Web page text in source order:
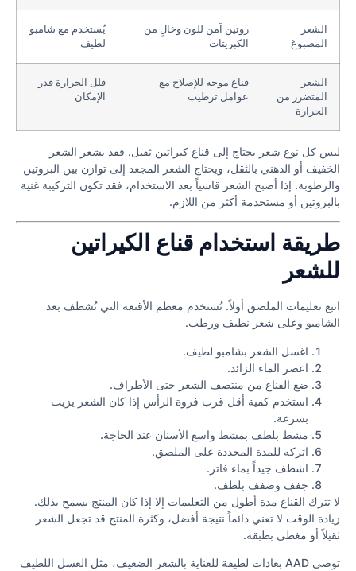
الشعر
المصبوغ
روتين آمن للون وخالٍ من
الكبريتات
يُستخدم مع شامبو
لطيف
الشعر
المتضرر من
الحرارة
قناع موجه للإصلاح مع
عوامل ترطيب
قلل الحرارة قدر
الإمكان
ليس كل نوع شعر يحتاج إلى قناع كيراتين ثقيل. فقد يشعر الشعر
الخفيف أو الدهني بالثقل، ويحتاج الشعر المجعد إلى توازن بين البروتين
والرطوبة. إذا أصبح الشعر قاسياً بعد الاستخدام، فقد تكون التركيبة غنية
بالبروتين أو مستخدمة أكثر من اللازم.
طريقة استخدام قناع الكيراتين
للشعر
اتبع تعليمات الملصق أولاً. تُستخدم معظم الأقنعة التي تُشطف بعد
الشامبو وعلى شعر نظيف ورطب.
اغسل الشعر بشامبو لطيف.
اعصر الماء الزائد.
ضع القناع من منتصف الشعر حتى الأطراف.
استخدم كمية أقل قرب فروة الرأس إذا كان الشعر يزيت
بسرعة.
مشط بلطف بمشط واسع الأسنان عند الحاجة.
اتركه للمدة المحددة على الملصق.
اشطف جيداً بماء فاتر.
جفف وصفف بلطف.
لا تترك القناع مدة أطول من التعليمات إلا إذا كان المنتج يسمح بذلك.
زيادة الوقت لا تعني دائماً نتيجة أفضل، وكثرة المنتج قد تجعل الشعر
ثقيلاً أو مغطى بطبقة.
توصي AAD بعادات لطيفة للعناية بالشعر الضعيف، مثل الغسل اللطيف